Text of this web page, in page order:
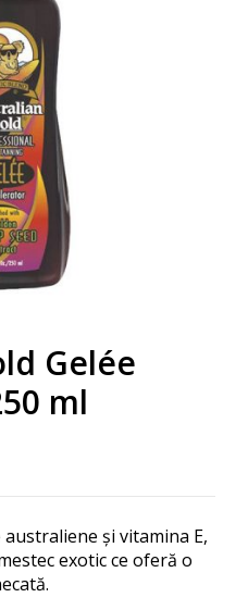
Gelée
ml
și vitamina E,
exotic ce oferă o